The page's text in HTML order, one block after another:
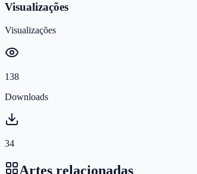
Visualizações
Visualizações
138
Downloads
34
Artes relacionadas